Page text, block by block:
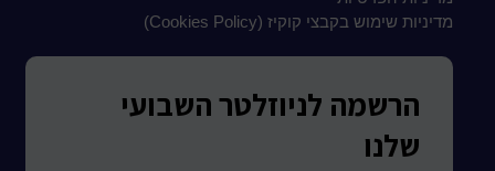
מדיניות שימוש בקבצי קוקיז (Cookies Policy)